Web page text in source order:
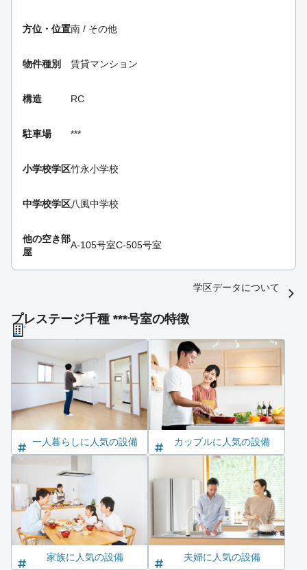
方位・位置南 / その他
物件種別 賃貸マンション
構造 RC
駐車場 ***
小学校学区竹永小学校
中学校学区八風中学校
他の空き部
屋
A-105号室C-505号室
学区データについて
プレステージ千種 ***号室の特徴
一人暮らしに人気の設備 カップルに人気の設備
家族に人気の設備 夫婦に人気の設備